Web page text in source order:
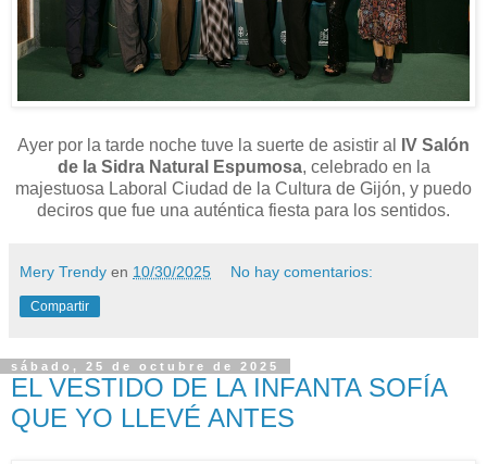
Ayer por la tarde noche tuve la suerte de asistir al
IV Salón
de la Sidra Natural Espumosa, celebrado en la
majestuosa Laboral Ciudad de la Cultura de Gijón, y puedo
deciros que fue una auténtica fiesta para los sentidos.
Mery Trendy en 10/30/2025 No hay comentarios:
Compartir
sábado, 25 de octubre de 2025
EL VESTIDO DE LA INFANTA SOFÍA
QUE YO LLEVÉ ANTES